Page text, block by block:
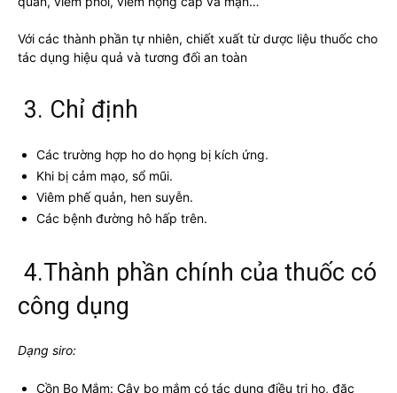
Với các thành phần tự nhiên, chiết xuất từ dược liệu thuốc cho
tác dụng hiệu quả và tương đối an toàn
3. Chỉ định
Các trường hợp ho do họng bị kích ứng.
Khi bị cảm mạo, sổ mũi.
Viêm phế quản, hen suyễn.
Các bệnh đường hô hấp trên.
4.Thành phần chính của thuốc có
công dụng
Dạng siro:
Cồn Bọ Mắm: Cây bọ mắm có tác dụng điều trị ho, đặc